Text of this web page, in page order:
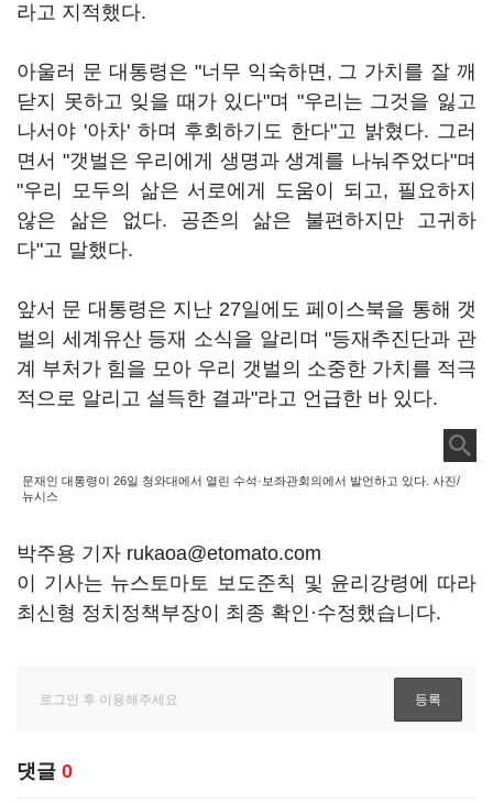
라고 지적했다.
아울러 문 대통령은 "너무 익숙하면, 그 가치를 잘 깨
닫지 못하고 잊을 때가 있다"며 "우리는 그것을 잃고
나서야 '아차' 하며 후회하기도 한다"고 밝혔다. 그러
면서 "갯벌은 우리에게 생명과 생계를 나눠주었다"며
"우리 모두의 삶은 서로에게 도움이 되고, 필요하지
않은 삶은 없다. 공존의 삶은 불편하지만 고귀하
다"고 말했다.
앞서 문 대통령은 지난 27일에도 페이스북을 통해 갯
벌의 세계유산 등재 소식을 알리며 "등재추진단과 관
계 부처가 힘을 모아 우리 갯벌의 소중한 가치를 적극
적으로 알리고 설득한 결과"라고 언급한 바 있다.
문재인 대통령이 26일 청와대에서 열린 수석·보좌관회의에서 발언하고 있다. 사진/
뉴시스
박주용 기자 rukaoa@etomato.com
이 기사는 뉴스토마토 보도준칙 및 윤리강령에 따라
최신형 정치정책부장이 최종 확인·수정했습니다.
댓글 0